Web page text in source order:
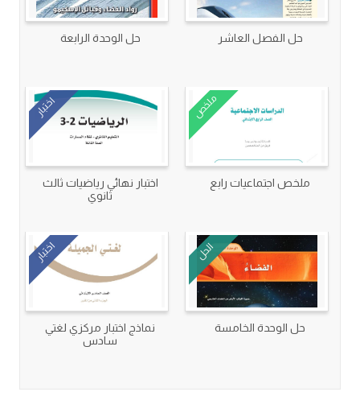
حل الفصل العاشر حل الوحدة الرابعة
ملخص
ملخص اجتماعيات رابع
اختبار
اختبار نهائي رياضيات ثالث
ثانوي
الحل
حل الوحدة الخامسة
اختبار
نماذج اختبار مركزي لغتي
سادس